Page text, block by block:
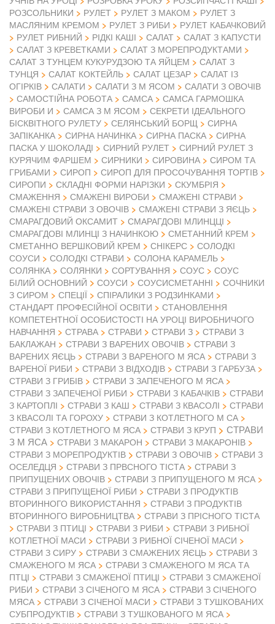
РОЗСОЛЬНИКИ
РУЛЕТ РУЛЕТ З МАКОМ
РУЛЕТ З
МАСЛЯНИМ КРЕМОМ
РУЛЕТ З РИБИ
РУЛЕТ КАБАЧКОВИЙ
РУЛЕТ РИБНИЙ
РІДКІ КАШІ САЛАТ
САЛАТ З КАПУСТИ
САЛАТ З КРЕВЕТКАМИ
САЛАТ З МОРЕПРОДУКТАМИ
САЛАТ З ТУНЦЕМ КУКУРУДЗОЮ ТА ЯЙЦЕМ
САЛАТ З
ТУНЦЯ
САЛАТ КОКТЕЙЛЬ САЛАТ ЦЕЗАР
САЛАТ ІЗ
ОГІРКІВ
САЛАТИ САЛАТИ З М ЯСОМ
САЛАТИ З ОВОЧІВ
САМОСТІЙНА РОБОТА
САМСА
САМСА ГАРМОШКА
ВИРОБИ И
САМСА З М ЯСОМ
СЕКРЕТИ ІДЕАЛЬНОГО
БІСКВІТНОГО РУЛЕТУ
СЕЛЯНСЬКИЙ БОРЩ
СИРНА
ЗАПІКАНКА
СИРНА НАЧИНКА СИРНА ПАСКА
СИРНА
ПАСКА У ШОКОЛАДІ
СИРНИЙ РУЛЕТ
СИРНИЙ РУЛЕТ З
КУРЯЧИМ ФАРШЕМ
СИРНИКИ СИРОВИНА
СИРОМ ТА
ГРИБАМИ
СИРОП
СИРОП ДЛЯ ПРОСОЧУВАННЯ ТОРТІВ
СИРОПИ
СКЛАДНІ ФОРМИ НАРІЗКИ
СКУМБРІЯ
СМАЖЕННЯ
СМАЖЕНІ ВИРОБИ
СМАЖЕНІ СТРАВИ
СМАЖЕНІ СТРАВИ З ОВОЧІВ
СМАЖЕНІ СТРАВИ З ЯЄЦЬ
СМАРАГДОВИЙ ОКСАМИТ
СМАРАГДОВІ МЛИНЦЦІ
СМАРАГДОВІ МЛИНЦІ З НАЧИНКОЮ
СМЕТАННИЙ КРЕМ
СМЕТАННО ВЕРШКОВИЙ КРЕМ
СНІКЕРС
СОЛОДКІ
СОУСИ
СОЛОДКІ СТРАВИ
СОЛОНА КАРАМЕЛЬ
СОЛЯНКА
СОЛЯНКИ СОРТУВАННЯ СОУС
СОУС
БІЛИЙ ОСНОВНИЙ
СОУСИ СОУСИСМЕТАННІ
СОЧНИКИ
З СИРОМ
СПЕЦІЇ
СПІРАЛИКИ З РОДЗИНКАМИ
СТАНДАРТ ПРОФЕСІЙНОЇ ОСВІТИ
СТАНОВЛЕННЯ
КОМПЕТЕНТНОЇ ОСОБИСТОСТІ НА УРОЦІ ВИРОБНИЧОГО
НАВЧАННЯ
СТРАВА СТРАВИ СТРАВИ З
СТРАВИ З
БАКЛАЖАН
СТРАВИ З ВАРЕНИХ ОВОЧІВ
СТРАВИ З
ВАРЕНИХ ЯЄЦЬ
СТРАВИ З ВАРЕНОГО М ЯСА
СТРАВИ З
ВАРЕНОЇ РИБИ
СТРАВИ З ВІДХОДІВ
СТРАВИ З ГАРБУЗА
СТРАВИ З ГРИБІВ
СТРАВИ З ЗАПЕЧЕНОГО М ЯСА
СТРАВИ З ЗАПЕЧЕНОЇ РИБИ
СТРАВИ З КАБАЧКІВ
СТРАВИ
З КАРТОПЛІ
СТРАВИ З КАШ СТРАВИ З КВАСОЛІ
СТРАВИ
З КВАСОЛІ ТА ГОРОХУ
СТРАВИ З КОТЛЕТНОГО М СА
СТРАВИ З КОТЛЕТНОГО М ЯСА
СТРАВИ З КРУП
СТРАВИ
З М ЯСА
СТРАВИ З МАКАРОН
СТРАВИ З МАКАРОНІВ
СТРАВИ З МОРЕПРОДУКТІВ
СТРАВИ З ОВОЧІВ
СТРАВИ З
ОСЕЛЕДЦЯ
СТРАВИ З ПРВСНОГО ТІСТА
СТРАВИ З
ПРИПУЩЕНИХ ОВОЧІВ
СТРАВИ З ПРИПУЩЕНОГО М ЯСА
СТРАВИ З ПРИПУЩЕНОЇ РИБИ
СТРАВИ З ПРОДУКТІВ
ВТОРИННОГО ВИКОРИСТАННЯ
СТРАВИ З ПРОДУКТІВ
ВТОРИННОГО ВИРОБНИЦТВА
СТРАВИ З ПРІСНОГО ТІСТА
СТРАВИ З ПТИЦІ
СТРАВИ З РИБИ
СТРАВИ З РИБНОЇ
КОТЛЕТНОЇ МАСИ
СТРАВИ З РИБНОЇ СІЧЕНОЇ МАСИ
СТРАВИ З СИРУ
СТРАВИ З СМАЖЕНИХ ЯЄЦЬ
СТРАВИ З
СМАЖЕНОГО М ЯСА
СТРАВИ З СМАЖЕНОГО М ЯСА ТА
ПТЦІ
СТРАВИ З СМАЖЕНОЇ ПТИЦІ
СТРАВИ З СМАЖЕНОЇ
РИБИ
СТРАВИ З СІЧЕНОГО М ЯСА
СТРАВИ З СІЧЕНОГО
МЯСА
СТРАВИ З СІЧЕНОЇ МАСИ
СТРАВИ З ТУШКОВАНИХ
СУБПРОДУКТІВ
СТРАВИ З ТУШКОВАНОГО М ЯСА